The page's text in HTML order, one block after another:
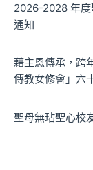
2026-2028 年度
通知
藉主恩傳承，跨
傳教女修會」六
聖母無玷聖心校